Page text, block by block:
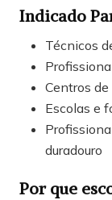
Indicado
Técnicos
Centros
Escolas e
duradouro
Por que